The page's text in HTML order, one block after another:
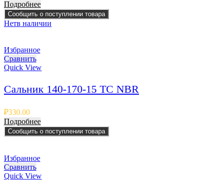
Подробнее
Сообщить о поступлении товара
Нетв наличии
Избранное
Сравнить
Quick View
Сальник 140-170-15 TC NBR
₽330.00
Подробнее
Сообщить о поступлении товара
Избранное
Сравнить
Quick View